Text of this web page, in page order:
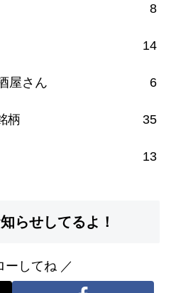
8
14
屋さん 6
柄 35
13
らせしてるよ！
ーしてね ／